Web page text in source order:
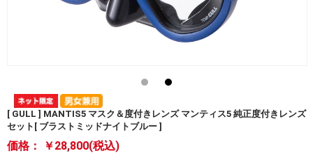
[ GULL ] MANTIS5 マスク＆度付きレンズ マンティス5 純正度付きレンズ
セット[ ブラストミッドナイトブルー ]
価格： ￥28,800(税込)